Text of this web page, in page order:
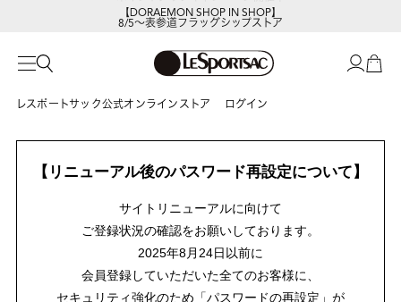
【DORAEMON SHOP IN SHOP】
8/5～表参道フラッグシップストア
レスポートサック公式オンラインストア ログイン
【リニューアル後のパスワード再設定について】
サイトリニューアルに向けて
ご登録状況の確認をお願いしております。
2025年8月24日以前に
会員登録していただいた全てのお客様に、
セキュリティ強化のため「パスワードの再設定」が